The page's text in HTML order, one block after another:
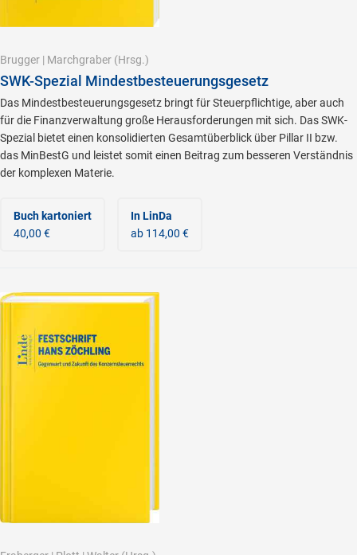
Brugger | Marchgraber (Hrsg.)
SWK-Spezial Mindestbesteuerungsgesetz
Das Mindestbesteuerungsgesetz bringt für Steuerpflichtige, aber auch
für die Finanzverwaltung große Herausforderungen mit sich. Das SWK-
Spezial bietet einen konsolidierten Gesamtüberblick über Pillar II bzw.
das MinBestG und leistet somit einen Beitrag zum besseren Verständnis
der komplexen Materie.
Buch kartoniert
40,00 €
In LinDa
ab 114,00 €